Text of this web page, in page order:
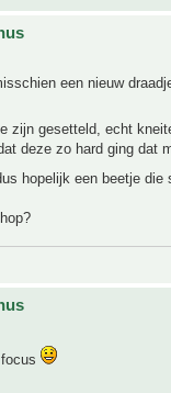
een nieuw
zijn gesetteld, echt
deze zo hard ging dat
hopelijk een beetje die